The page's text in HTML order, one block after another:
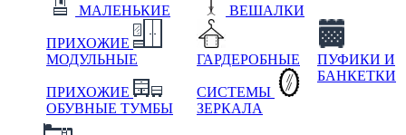
МАЛЕНЬКИЕ
ПРИХОЖИЕ
МОДУЛЬНЫЕ
ПРИХОЖИЕ
ОБУВНЫЕ ТУМБЫ
ВЕШАЛКИ
ГАРДЕРОБНЫЕ
СИСТЕМЫ
ЗЕРКАЛА
ПУФИКИ И
БАНКЕТКИ